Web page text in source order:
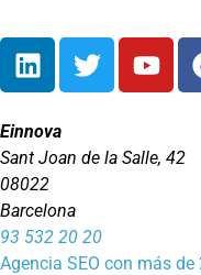
Einnova
Sant Joan de la Salle, 42
08022
Barcelona
93 532 20 20
Agencia SEO con más